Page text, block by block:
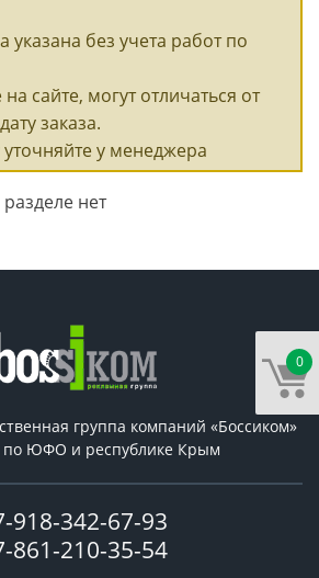
указана без учета работ по
сайте, могут отличаться от
заказа.
у менеджера
0
нет
группа компаний «Боссиком»
по ЮФО и республике Крым
918-342-67-93
861-210-35-54